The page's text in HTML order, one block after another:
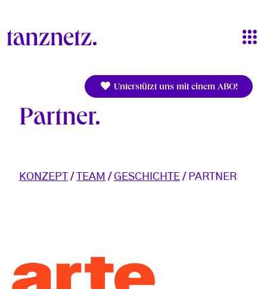
Unterstützt uns mit einem ABO!
Partner
KONZEPT / TEAM / GESCHICHTE / PARTNER